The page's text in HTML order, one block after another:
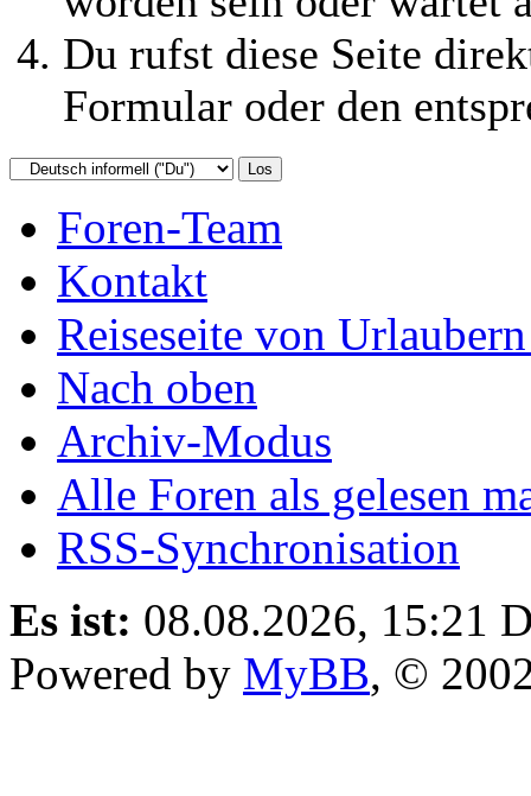
Du rufst diese Seite
Formular oder den
Foren-Team
Kontakt
Reiseseite von
Nach oben
Archiv-Modus
Alle Foren als gelesen
RSS-Synchronisation
Es ist: 08.08.2026, 15:21
Powered by MyBB, ©